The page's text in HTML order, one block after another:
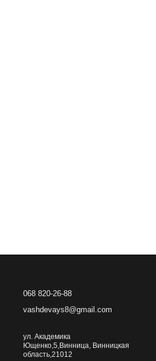
068 820-26-88
vashdevays8@gmail.com
ул. Академика
Ющенко,5,Винница, Винницкая
область,21012